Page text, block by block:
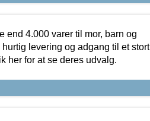
end 4.000 varer til mor, barn og
levering og adgang til et stort
her for at se deres udvalg.